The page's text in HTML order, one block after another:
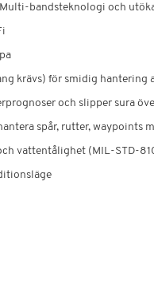
bandsteknologi och
krävs) för smidig
och slipper sura
spår, rutter, waypoints
vattentålighet (MIL-STD-